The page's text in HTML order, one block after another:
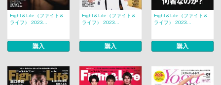
Fight＆Life（ファイト＆
ライフ） 2023...
購入
Fight＆Life（ファイト＆
ライフ） 2023...
購入
Fight＆Life（ファイト＆
ライフ） 2023...
購入